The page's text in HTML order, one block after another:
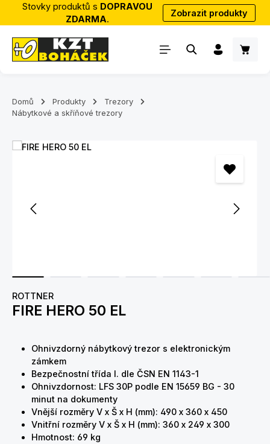
Přejít na hlavní obsah
Stovky produktů s DOPRAVOU
ZDARMA.
Zobrazit produkty
Domů Produkty
Trezory
Nábytkové a skříňové trezory
Přeskočit galerii obrázků
ROTTNER
FIRE HERO 50 EL
Ohnivzdorný nábytkový trezor s elektronickým
zámkem
Bezpečnostní třída I. dle ČSN EN 1143-1
Ohnivzdornost: LFS 30P podle EN 15659 BG - 30
minut na dokumenty
Vnější rozměry V x Š x H (mm): 490 x 360 x 450
Vnitřní rozměry V x Š x H (mm): 360 x 249 x 300
Hmotnost: 69 kg